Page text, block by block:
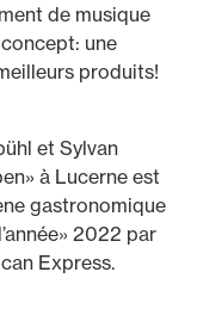
de musique
une
produits!
et Sylvan
à Lucerne est
gastronomique
2022 par
Express.